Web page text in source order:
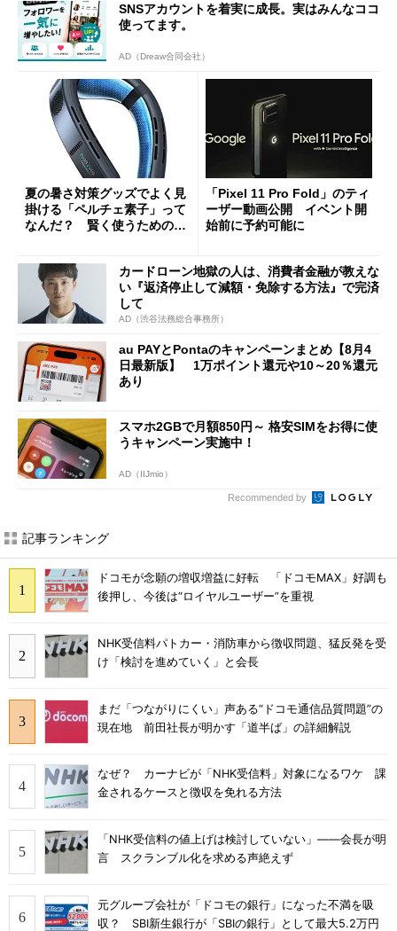
SNSアカウントを着実に成長。実はみんなココ
使ってます。
AD（Dreaw合同会社）
夏の暑さ対策グッズでよく見
掛ける「ペルチェ素子」って
なんだ？ 賢く使うための注
「Pixel 11 Pro Fold」のティ
ーザー動画公開 イベント開
始前に予約可能に
カードローン地獄の人は、消費者金融が教えな
い『返済停止して減額・免除する方法』で完済
して
AD（渋谷法務総合事務所）
au PAYとPontaのキャンペーンまとめ【8月4
日最新版】 1万ポイント還元や10～20％還元
あり
スマホ2GBで月額850円～ 格安SIMをお得に使
うキャンペーン実施中！
AD（IIJmio）
Recommended by
記事ランキング
ドコモが念願の増収増益に好転 「ドコモMAX」好調も
後押し、今後は“ロイヤルユーザー”を重視
NHK受信料パトカー・消防車から徴収問題、猛反発を受
け「検討を進めていく」と会長
まだ「つながりにくい」声ある“ドコモ通信品質問題”の
現在地 前田社長が明かす「道半ば」の詳細解説
なぜ？ カーナビが「NHK受信料」対象になるワケ 課
金されるケースと徴収を免れる方法
「NHK受信料の値上げは検討していない」――会長が明
言 スクランブル化を求める声絶えず
元グループ会社が「ドコモの銀行」になった不満を吸
収？ SBI新生銀行が「SBIの銀行」として最大5.2万円